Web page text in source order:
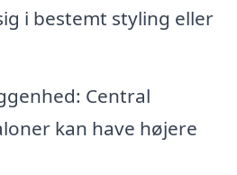
i bestemt styling eller
Central
kan have højere